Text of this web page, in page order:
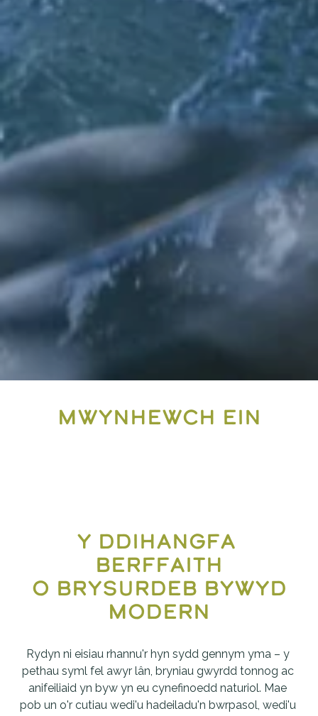
mwynhewch ein
y ddihangfa
berffaith
modern
Rydyn ni eisiau rhannu'r hyn sydd gennym yma – y
pethau syml fel awyr lân, bryniau gwyrdd tonnog ac
anifeiliaid yn byw yn eu cynefinoedd naturiol. Mae
pob un o'r cutiau wedi'u hadeiladu'n bwrpasol, wedi'u